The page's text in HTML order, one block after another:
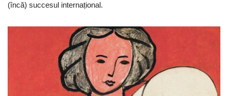
(încă) succesul internațional.